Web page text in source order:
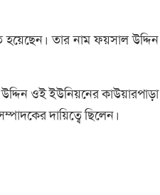
তার নাম ফয়সাল উদ্দিন
ওই ইউনিয়নের কাউয়ারপাড়া
দায়িত্বে ছিলেন।